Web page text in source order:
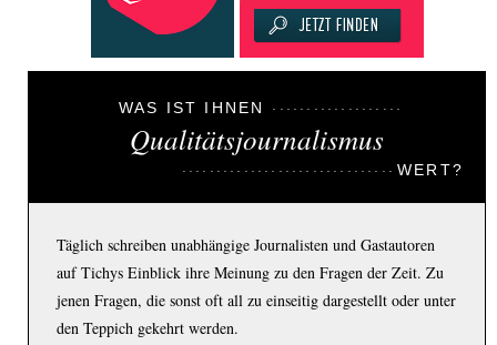
WAS IST IHNEN
Qualitätsjournalismus
WERT?
Täglich schreiben unabhängige Journalisten und Gastautoren
auf Tichys Einblick ihre Meinung zu den Fragen der Zeit. Zu
jenen Fragen, die sonst oft all zu einseitig dargestellt oder unter
den Teppich gekehrt werden.